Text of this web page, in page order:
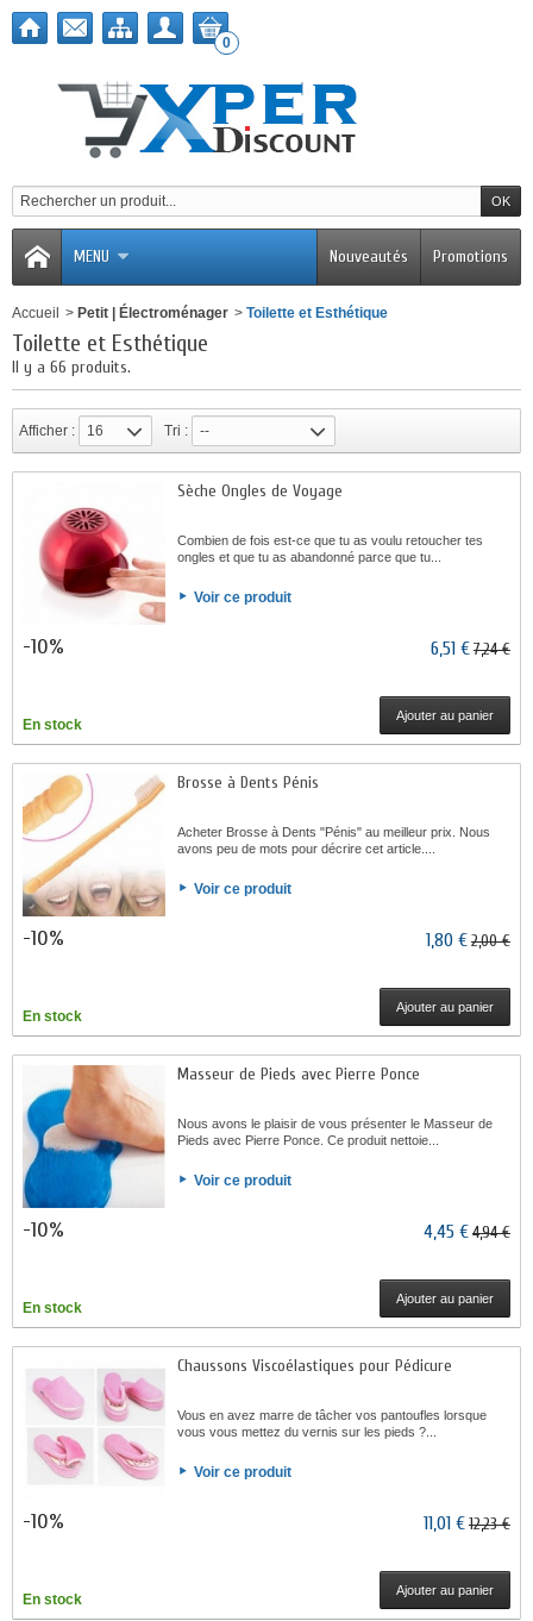
0
MENU Promotions
Nouveautés
Accueil > Petit | Électroménager > Toilette et Esthétique
Toilette et Esthétique
Il y a 66 produits.
Afficher : 16 Tri : --
Sèche Ongles de Voyage
Combien de fois est-ce que tu as voulu retoucher tes
ongles et que tu as abandonné parce que tu...
Voir ce produit
-10% 6,51 €7,24 €
En stock
Ajouter au panier
Brosse à Dents Pénis
Acheter Brosse à Dents "Pénis" au meilleur prix. Nous
avons peu de mots pour décrire cet article....
Voir ce produit
-10% 1,80 €2,00 €
En stock
Ajouter au panier
Masseur de Pieds avec Pierre Ponce
Nous avons le plaisir de vous présenter le Masseur de
Pieds avec Pierre Ponce. Ce produit nettoie...
Voir ce produit
-10% 4,45 €4,94 €
En stock
Ajouter au panier
Chaussons Viscoélastiques pour Pédicure
Vous en avez marre de tâcher vos pantoufles lorsque
vous vous mettez du vernis sur les pieds ?...
Voir ce produit
-10% 11,01 €12,23 €
En stock
Ajouter au panier